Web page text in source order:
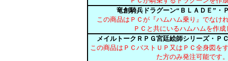
竜創騎兵ドラグーン“ＢＬＡＤＥ”・
この商品はＰＣが『ハムハム乗り』でなけ
ＰＣと共にいるハムハムを作成
メイルトークＲＰＧ宮廷絵師シリーズ・Ｐ
この商品はＰＣバストＵＰ又はＰＣ全身図を
た方のみ発注可能です